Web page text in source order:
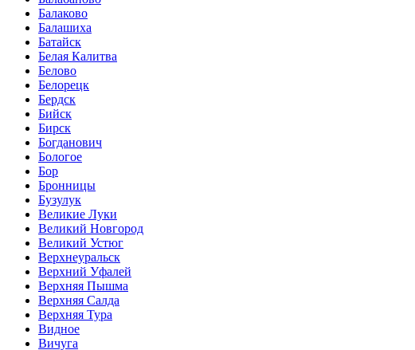
Балаково
Балашиха
Батайск
Белая Калитва
Белово
Белорецк
Бердск
Бийск
Бирск
Богданович
Бологое
Бор
Бронницы
Бузулук
Великие Луки
Великий Новгород
Великий Устюг
Верхнеуральск
Верхний Уфалей
Верхняя Пышма
Верхняя Салда
Верхняя Тура
Видное
Вичуга